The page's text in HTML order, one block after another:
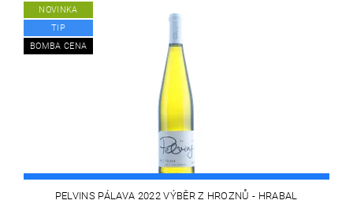
NOVINKA
TIP
BOMBA CENA
PELVINS PÁLAVA 2022 VÝBĚR Z HROZNŮ - HRABAL